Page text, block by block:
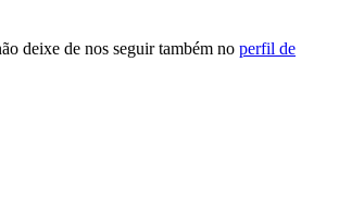
deixe de nos seguir também no perfil de